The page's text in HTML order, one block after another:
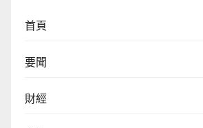
首頁
要聞
財經